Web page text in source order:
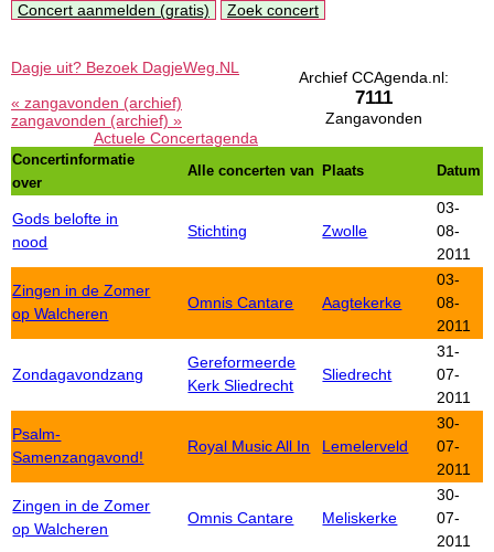
Concert aanmelden (gratis) Zoek concert
Archief CCAgenda.nl:
7111
Zangavonden
Dagje uit? Bezoek DagjeWeg.NL
« zangavonden (archief)
zangavonden (archief) »
Actuele Concertagenda
Concertinformatie
over
Alle concerten van Plaats Datum
Gods belofte in
nood
Stichting Zwolle
03-
08-
2011
Zingen in de Zomer
op Walcheren
Omnis Cantare Aagtekerke
03-
08-
2011
Zondagavondzang
Gereformeerde
Kerk Sliedrecht
Sliedrecht
31-
07-
2011
Psalm-
Samenzangavond!
Royal Music All In Lemelerveld
30-
07-
2011
Zingen in de Zomer
op Walcheren
Omnis Cantare Meliskerke
30-
07-
2011